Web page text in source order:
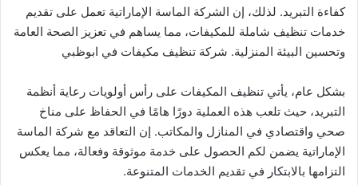
كفاءة التبريد. لذلك، إن الشركة الماسة الإماراتية تعمل على تقديم
خدمات تنظيف شاملة للمكيفات، مما يساهم في تعزيز الصحة العامة
وتحسين البيئة المنزلية. شركة تنظيف مكيفات في ابوظبي
بشكل عام، يأتي تنظيف المكيفات على رأس أولويات رعاية أنظمة
التبريد، حيث تلعب هذه العملية دورًا هامًا في الحفاظ على مناخ
صحي واقتصادي في المنازل والمكاتب. إن التعاقد مع شركة الماسة
الإماراتية يضمن لكم الحصول على خدمة موثوقة وفعالة، مما يعكس
التزامها بالابتكار في تقديم الخدمات المتنوعة.